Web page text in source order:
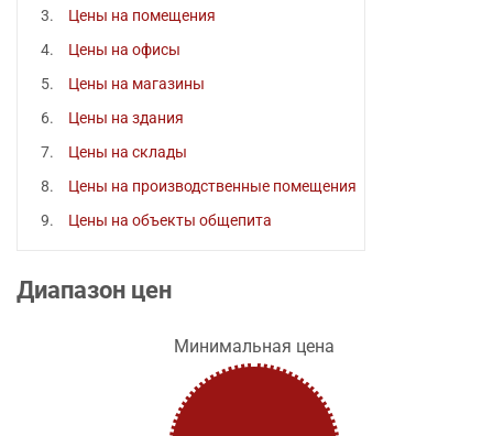
Цены на помещения
Цены на офисы
Цены на магазины
Цены на здания
Цены на склады
Цены на производственные помещения
Цены на объекты общепита
Диапазон цен
Минимальная цена